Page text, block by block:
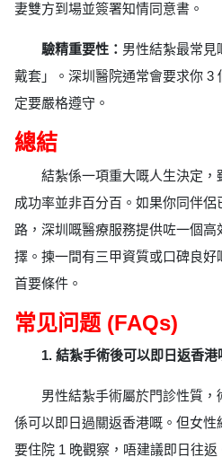
妻雙方到場並簽署知情同意書。
驗精重要性： 男性結紮最常見
戴套」。深圳醫院通常會要求你 3
定要嚴格遵守。
總結
結紮係一項重大嘅人生決定
成功率並非百分百。如果你同伴
路，深圳嘅醫療服務提供咗一個
擇。揀一間有三甲資質或口碑良
首要條件。
常见问题 (FAQs)
1. 結紮手術後可以即日返香港
男性結紮手術屬於門診性質，
係可以即日過關返香港嘅。但女
要住院 1 晚觀察，唔建議即日往返